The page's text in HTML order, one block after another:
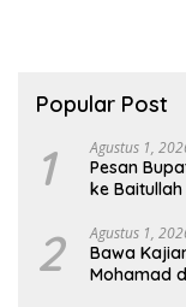
Popular Post
1 Agustus 1,
Pesan
ke
2 Agustus 1,
Bawa
Mohamad